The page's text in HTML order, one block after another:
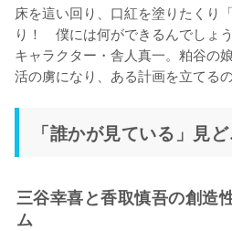
床を這い回り、口紅を塗りたくり
り！　僕には何ができるんでしょ
キャラクター・舎人真一。粕谷の
活の虜になり、ある計画を立てる
「誰かが見ている」見
三谷幸喜と香取慎吾の創造
ム